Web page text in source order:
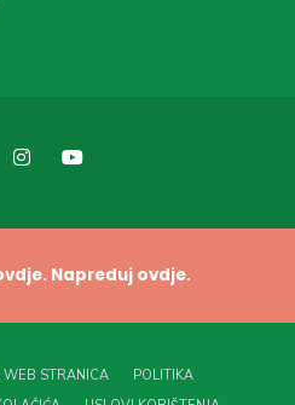
Napreduj ovdje.
WEB STRANICA
POLITIKA